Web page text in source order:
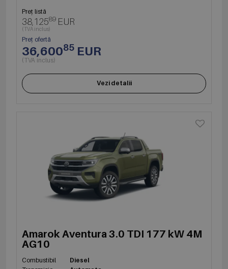
Preț listă
38,12589 EUR
(TVA inclus)
Preț ofertă
36,60085 EUR
(TVA inclus)
Vezi detalii
Amarok Aventura 3.0 TDI 177 kW 4M
AG10
Combustibil
Diesel